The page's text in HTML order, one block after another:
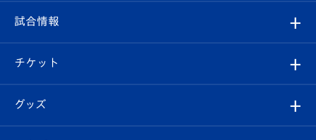
クラブ
試合情報
チケット
クラブ概要
エンブレム紹介
観戦ルール
はじめての観戦ガイド
Revive Team
試合情報
試合日程/結果
フォトギャラリー
チケット
チケット
グッズ